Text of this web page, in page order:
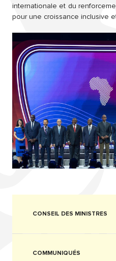
internationale et du
pour une croissance inclusive
CONSEIL DES MINISTRES
COMMUNIQUÉS